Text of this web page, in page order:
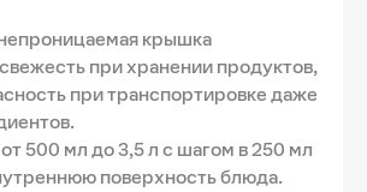
крышка
при хранении продуктов,
при транспортировке даже
500 мл до 3,5 л с шагом в 250 мл
поверхность блюда.